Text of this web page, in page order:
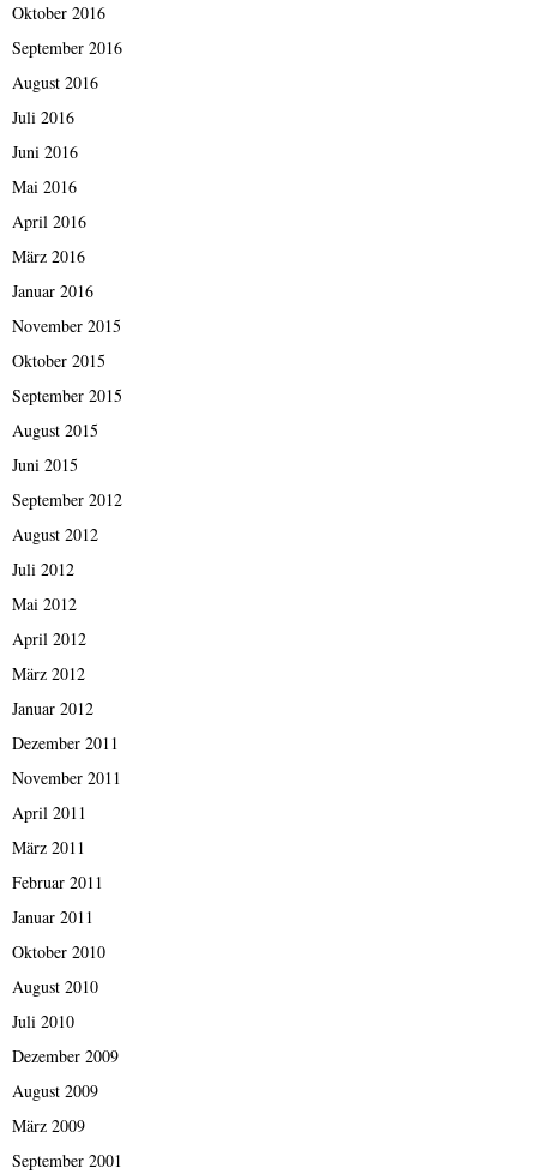
Oktober 2016
September 2016
August 2016
Juli 2016
Juni 2016
Mai 2016
April 2016
März 2016
Januar 2016
November 2015
Oktober 2015
September 2015
August 2015
Juni 2015
September 2012
August 2012
Juli 2012
Mai 2012
April 2012
März 2012
Januar 2012
Dezember 2011
November 2011
April 2011
März 2011
Februar 2011
Januar 2011
Oktober 2010
August 2010
Juli 2010
Dezember 2009
August 2009
März 2009
September 2001